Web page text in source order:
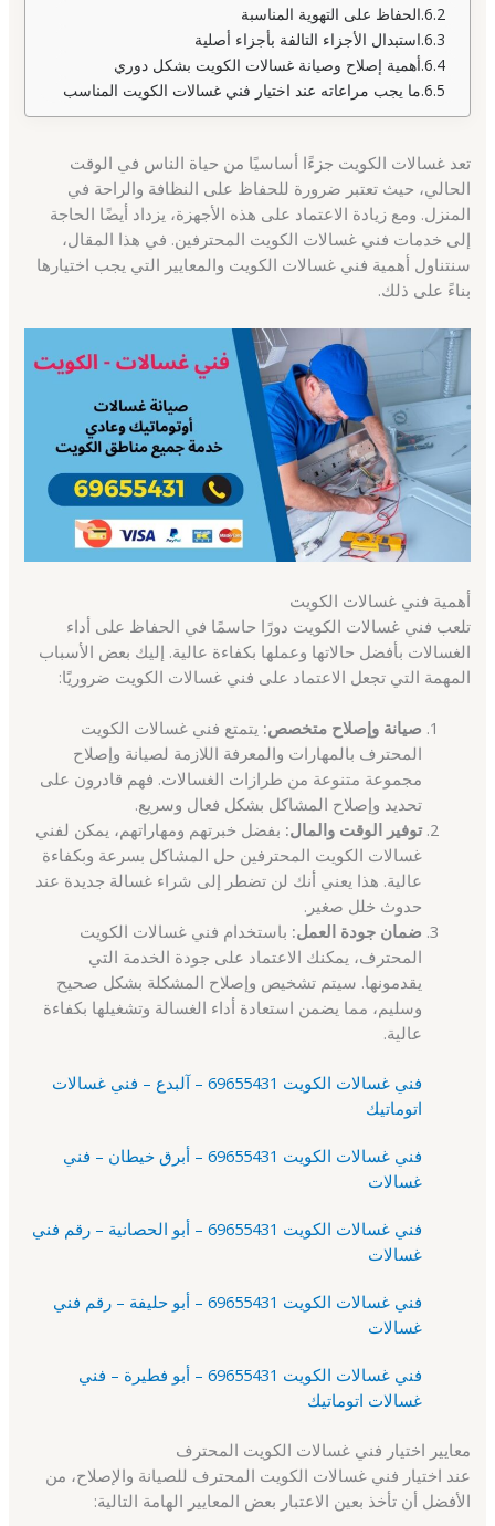
الحفاظ على التهوية المناسبة
استبدال الأجزاء التالفة بأجزاء أصلية
أهمية إصلاح وصيانة غسالات الكويت بشكل دوري
ما يجب مراعاته عند اختيار فني غسالات الكويت المناسب
تعد غسالات الكويت جزءًا أساسيًا من حياة الناس في الوقت
الحالي، حيث تعتبر ضرورة للحفاظ على النظافة والراحة في
المنزل. ومع زيادة الاعتماد على هذه الأجهزة، يزداد أيضًا الحاجة
إلى خدمات فني غسالات الكويت المحترفين. في هذا المقال،
سنتناول أهمية فني غسالات الكويت والمعايير التي يجب اختيارها
بناءً على ذلك.
أهمية فني غسالات الكويت
تلعب فني غسالات الكويت دورًا حاسمًا في الحفاظ على أداء
الغسالات بأفضل حالاتها وعملها بكفاءة عالية. إليك بعض الأسباب
المهمة التي تجعل الاعتماد على فني غسالات الكويت ضروريًا:
صيانة وإصلاح متخصص: يتمتع فني غسالات الكويت
المحترف بالمهارات والمعرفة اللازمة لصيانة وإصلاح
مجموعة متنوعة من طرازات الغسالات. فهم قادرون على
تحديد وإصلاح المشاكل بشكل فعال وسريع.
توفير الوقت والمال: بفضل خبرتهم ومهاراتهم، يمكن لفني
غسالات الكويت المحترفين حل المشاكل بسرعة وبكفاءة
عالية. هذا يعني أنك لن تضطر إلى شراء غسالة جديدة عند
حدوث خلل صغير.
ضمان جودة العمل: باستخدام فني غسالات الكويت
المحترف، يمكنك الاعتماد على جودة الخدمة التي
يقدمونها. سيتم تشخيص وإصلاح المشكلة بشكل صحيح
وسليم، مما يضمن استعادة أداء الغسالة وتشغيلها بكفاءة
عالية.
فني غسالات الكويت 69655431 – آلبدع – فني غسالات
اتوماتيك
فني غسالات الكويت 69655431 – أبرق خيطان – فني
غسالات
فني غسالات الكويت 69655431 – أبو الحصانية – رقم فني
غسالات
فني غسالات الكويت 69655431 – أبو حليفة – رقم فني
غسالات
فني غسالات الكويت 69655431 – أبو فطيرة – فني
غسالات اتوماتيك
معايير اختيار فني غسالات الكويت المحترف
عند اختيار فني غسالات الكويت المحترف للصيانة والإصلاح، من
الأفضل أن تأخذ بعين الاعتبار بعض المعايير الهامة التالية: